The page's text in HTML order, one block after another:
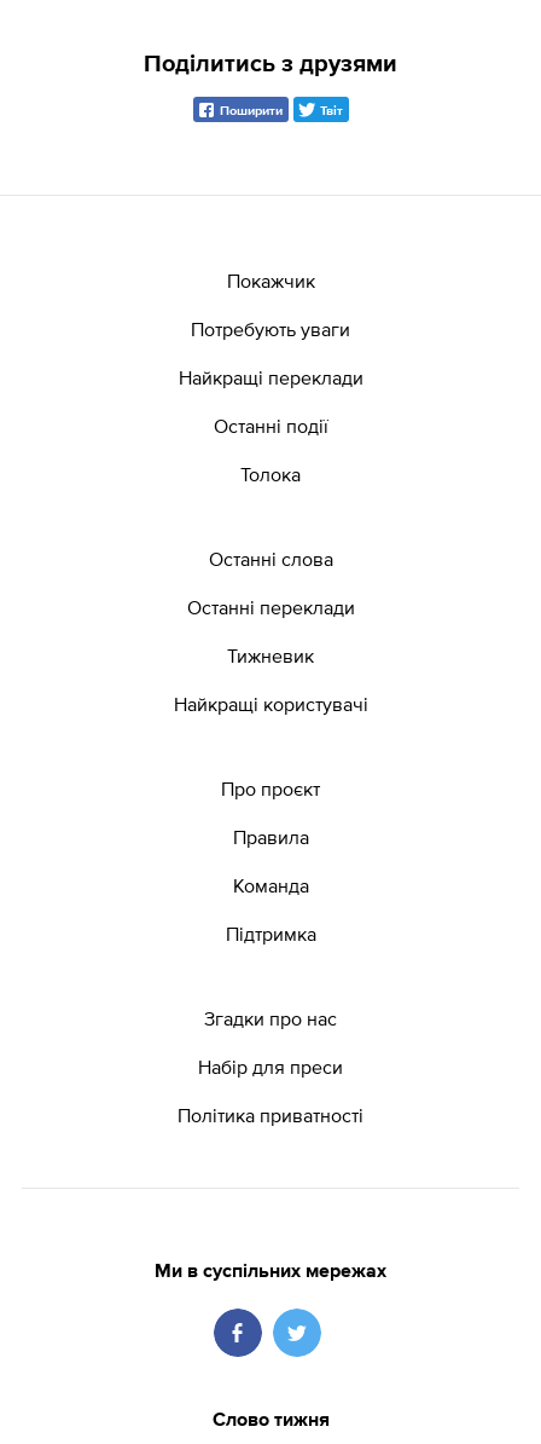
Поділитись з друзями
Поширити Твіт
Покажчик
Потребують уваги
Найкращі переклади
Останні події
Толока
Останні слова
Останні переклади
Тижневик
Найкращі користувачі
Про проєкт
Правила
Команда
Підтримка
Згадки про нас
Набір для преси
Політика приватності
Ми в суспільних мережах
Слово тижня